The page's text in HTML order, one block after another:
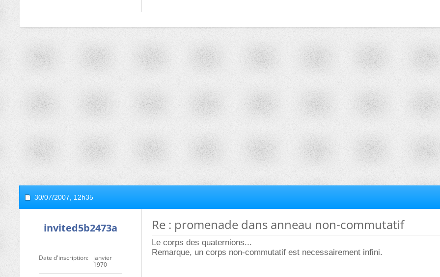
30/07/2007, 12h35
invited5b2473a
Date d'inscription
janvier
1970
Re : promenade dans anneau non-commutatif
Le corps des quaternions...
Remarque, un corps non-commutatif est necessairement infini.